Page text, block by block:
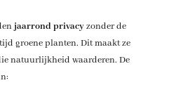
jaarrond privacyzonder de
groene planten. Dit maakt ze
natuurlijkheid waarderen. De